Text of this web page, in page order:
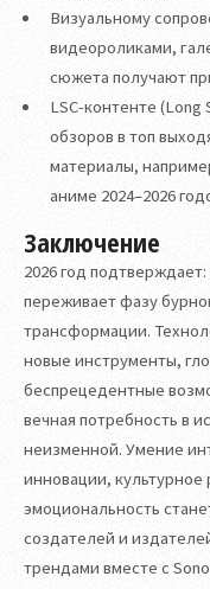
Визуальному
видеороликами,
сюжета получают
LSC-контенте
обзоров в топ
материалы,
аниме 2024–2026
Заключение
2026 год
переживает фазу
трансформации.
новые инструменты,
беспрецедентные
вечная потребность в
неизменной. Умение
инновации,
эмоциональность
создателей и
трендами вместе с